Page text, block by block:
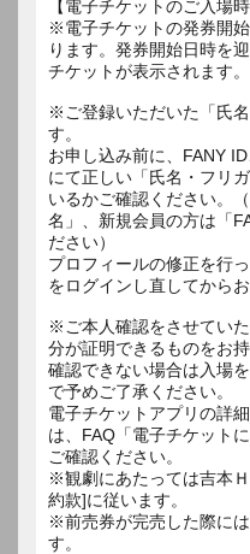
【電子チケットのご入場
※電子チケットの発券開
ります。発券開始日時を
チケットが表示されます。
※ご登録いただいた「氏
す。
お申し込み前に、FANY
にて正しい「氏名・フリ
いるかご確認ください。
名」、新規会員の方は「
ださい）
プロフィールの修正を行
をログインし直してから
※ご本人確認をさせてい
分が証明できるものをお持
確認できない場合は入場
で予めご了承ください。
電子チケットアプリの詳
は、FAQ「電子チケット
ご確認ください。
※観劇にあたっては吉本
約款]に従います。
※前売券が完売した際に
す。